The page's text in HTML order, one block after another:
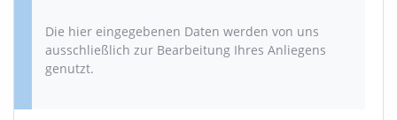
Die hier eingegebenen Daten werden von uns
ausschließlich zur Bearbeitung Ihres Anliegens
genutzt.